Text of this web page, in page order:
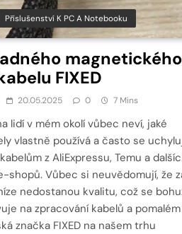
Příslušenství K PC A Notebooku
magnetického
FIXED
20.05.2025 0 7 Mins
lidí v mém okolí vůbec neví, jaké
vlastně používá a často se
z AliExpressu, Temu a
shopů. Vůbec si neuvědomují, že
nedostanou kvalitu, což se
na zpracování kabelů a pomalém
značka FIXED na našem trhu